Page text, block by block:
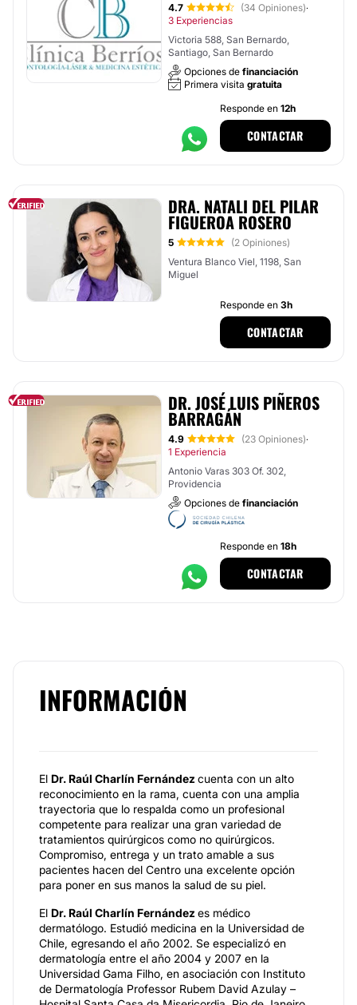
4.7 (34 Opiniones)·
3 Experiencias
Victoria 588, San Bernardo,
Santiago, San Bernardo
Opciones de financiación
Primera visita gratuita
Responde en 12h
CONTACTAR
DRA. NATALI DEL PILAR
FIGUEROA ROSERO
5
(2 Opiniones)
Ventura Blanco Viel, 1198, San
Miguel
Responde en 3h
CONTACTAR
DR. JOSÉ LUIS PIÑEROS
BARRAGÁN
4.9 (23 Opiniones)·
1 Experiencia
Antonio Varas 303 Of. 302,
Providencia
Opciones de financiación
Responde en 18h
CONTACTAR
INFORMACIÓN
El Dr. Raúl Charlín Fernández cuenta con un alto
reconocimiento en la rama, cuenta con una amplia
trayectoria que lo respalda como un profesional
competente para realizar una gran variedad de
tratamientos quirúrgicos como no quirúrgicos.
Compromiso, entrega y un trato amable a sus
pacientes hacen del Centro una excelente opción
para poner en sus manos la salud de su piel.
El Dr. Raúl Charlín Fernández es médico
dermatólogo. Estudió medicina en la Universidad de
Chile, egresando el año 2002. Se especializó en
dermatología entre el año 2004 y 2007 en la
Universidad Gama Filho, en asociación con Instituto
de Dermatología Professor Rubem David Azulay –